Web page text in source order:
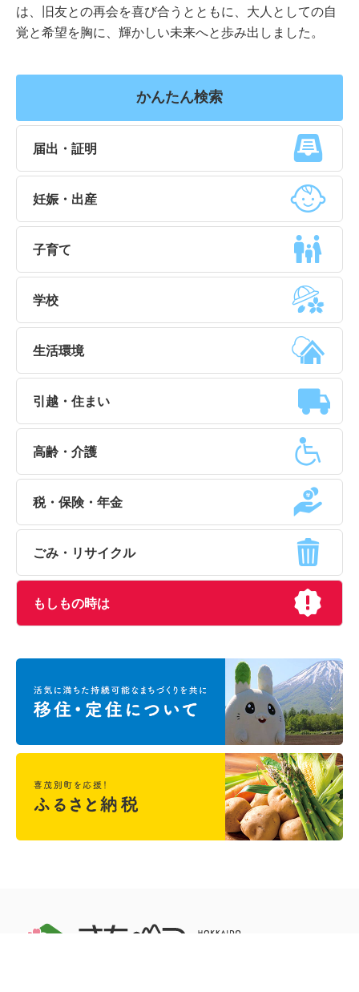
は、旧友との再会を喜び合うとともに、大人としての自
覚と希望を胸に、輝かしい未来へと歩み出しました。
かんたん検索
届出・証明
妊娠・出産
子育て
学校
生活環境
引越・住まい
高齢・介護
税・保険・年金
ごみ・リサイクル
もしもの時は